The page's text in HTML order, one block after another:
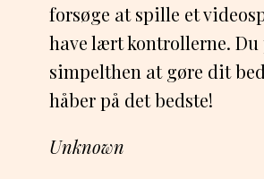
forsøge at spille et
have lært kontrollerne. Du
simpelthen at gøre dit
håber på det bedste!
Unknown